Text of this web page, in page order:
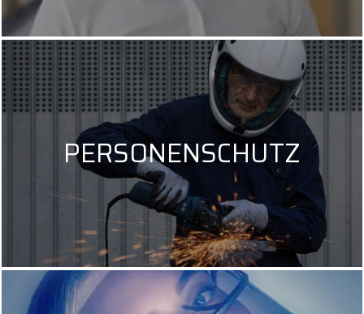
PERSONENSCHUTZ